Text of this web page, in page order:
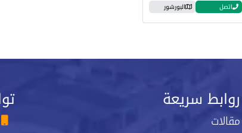
اتصل البورشور
روابط سريعة
مقالات